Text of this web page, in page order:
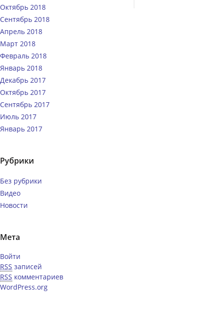
Октябрь 2018
Сентябрь 2018
Апрель 2018
Март 2018
Февраль 2018
Январь 2018
Декабрь 2017
Октябрь 2017
Сентябрь 2017
Июль 2017
Январь 2017
Рубрики
Без рубрики
Видео
Новости
Мета
Войти
RSS записей
RSS комментариев
WordPress.org